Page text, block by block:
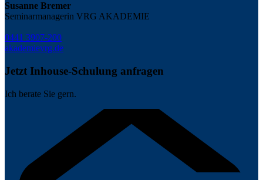
Susanne Bremer
Seminarmanagerin VRG AKADEMIE
0441 3907-200
akademievrg.de
Jetzt Inhouse-Schulung anfragen
Ich berate Sie gern.